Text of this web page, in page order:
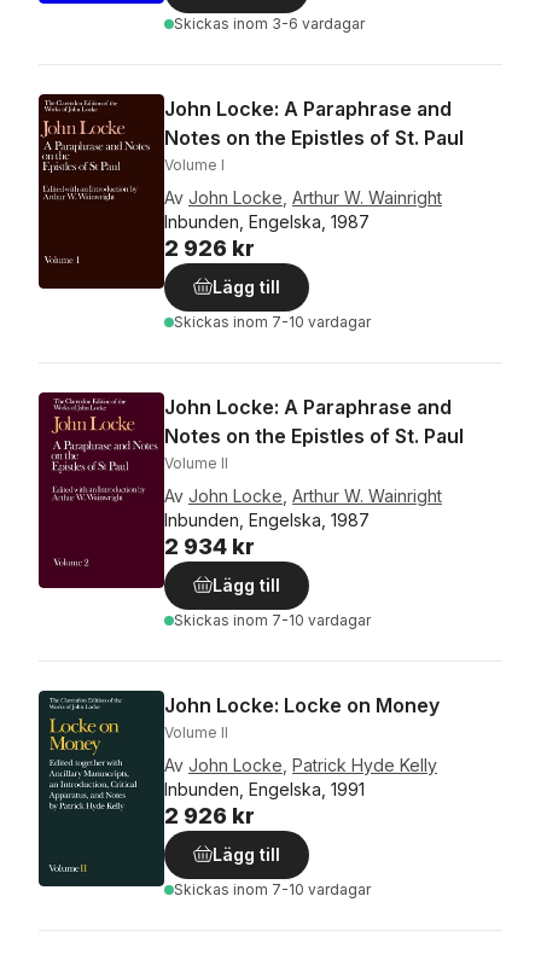
Skickas inom 3-6 vardagar
John Locke: A Paraphrase and
Notes on the Epistles of St. Paul
Volume I
Av John Locke Arthur W. Wainright
Inbunden, Engelska, 1987
2 926 kr
Lägg till
Skickas inom 7-10 vardagar
John Locke: A Paraphrase and
Notes on the Epistles of St. Paul
Volume II
Av John Locke Arthur W. Wainright
Inbunden, Engelska, 1987
2 934 kr
Lägg till
Skickas inom 7-10 vardagar
John Locke: Locke on Money
Volume II
Av John Locke Patrick Hyde Kelly
Inbunden, Engelska, 1991
2 926 kr
Lägg till
Skickas inom 7-10 vardagar